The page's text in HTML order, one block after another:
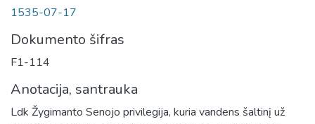
1535-07-17
Dokumento šifras
F1-114
Anotacija, santrauka
Ldk Žygimanto Senojo privilegija, kuria vandens šaltinį už